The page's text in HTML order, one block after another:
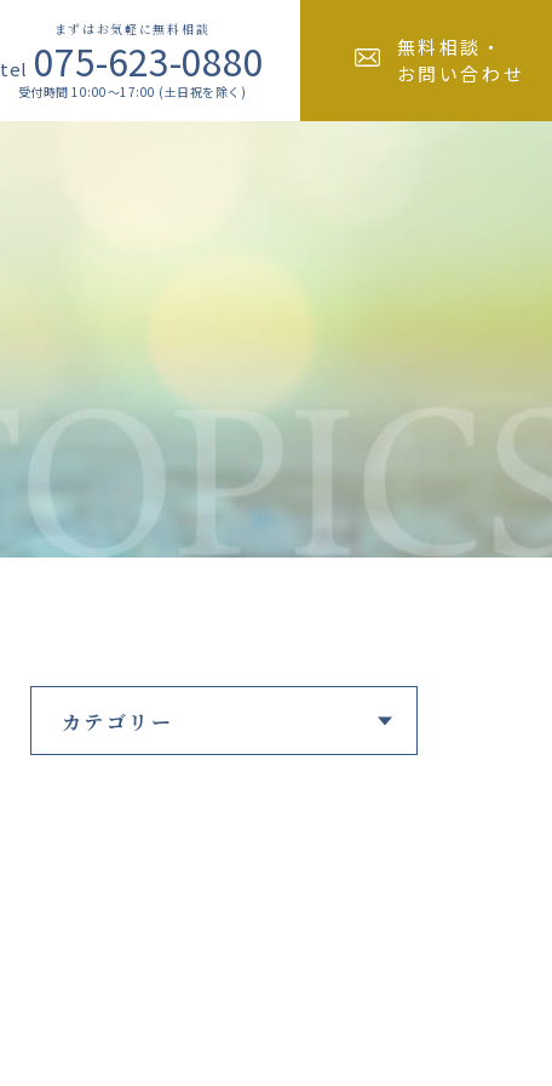
無料相談・
お問い合わせ
まずはお気軽に無料相談
tel 075-623-0880
受付時間 10:00～17:00 (土日祝を除く)